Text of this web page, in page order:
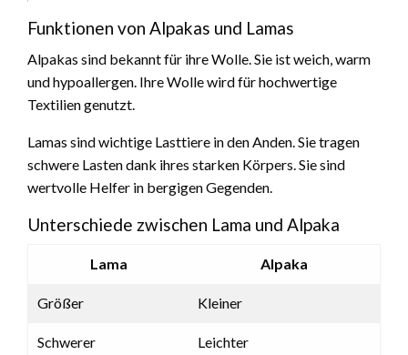
Funktionen von Alpakas und Lamas
Alpakas sind bekannt für ihre Wolle. Sie ist weich, warm
und hypoallergen. Ihre Wolle wird für hochwertige
Textilien genutzt.
Lamas sind wichtige Lasttiere in den Anden. Sie tragen
schwere Lasten dank ihres starken Körpers. Sie sind
wertvolle Helfer in bergigen Gegenden.
Unterschiede zwischen Lama und Alpaka
Lama Alpaka
Größer Kleiner
Schwerer Leichter